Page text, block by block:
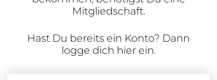
Mitgliedschaft.
Hast Du bereits ein Konto? Dann
logge dich hier ein.